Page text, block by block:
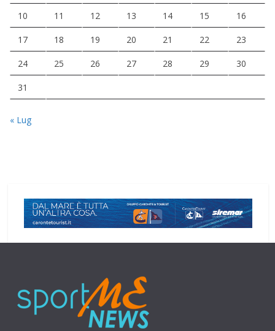
10 11 12 13 14 15 16
17 18 19 20 21 22 23
24 25 26 27 28 29 30
31
« Lug